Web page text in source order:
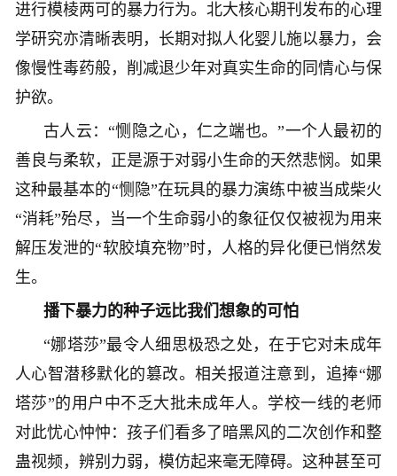
进行模棱两可的暴力行为。北大核心期刊发布的心理
学研究亦清晰表明，长期对拟人化婴儿施以暴力，会
像慢性毒药般，削减退少年对真实生命的同情心与保
护欲。
古人云：“恻隐之心，仁之端也。”一个人最初的
善良与柔软，正是源于对弱小生命的天然悲悯。如果
这种最基本的“恻隐”在玩具的暴力演练中被当成柴火
“消耗”殆尽，当一个生命弱小的象征仅仅被视为用来
解压发泄的“软胶填充物”时，人格的异化便已悄然发
生。
播下暴力的种子远比我们想象的可怕
“娜塔莎”最令人细思极恐之处，在于它对未成年
人心智潜移默化的篡改。相关报道注意到，追捧“娜
塔莎”的用户中不乏大批未成年人。学校一线的老师
对此忧心忡忡：孩子们看多了暗黑风的二次创作和整
蛊视频，辨别力弱，模仿起来毫无障碍。这种甚至可